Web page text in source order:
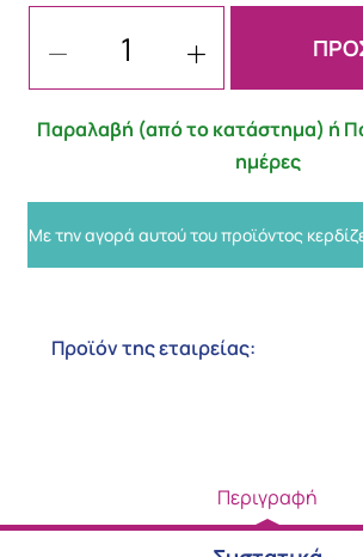
Παραλαβή (από το κατάστημα) ή
ημέρες
Με την αγορά αυτού του προϊόντος
Προϊόν της εταιρείας:
Περιγραφή